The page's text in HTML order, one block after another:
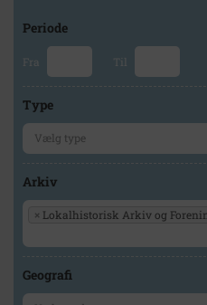
Periode
Fra Til
Type
Arkiv
× Lokalhistorisk Arkiv og
Geografi